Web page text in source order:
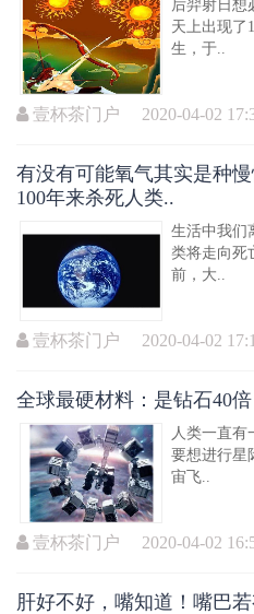
后羿射日想
天上出现了
生，于..
壹杯茶门户 2020-04-02
有没有可能氧气其实是种
100年来杀死人类..
生活中我们
类将走向死
前，大..
壹杯茶门户 2020-04-02
全球最硬材料：是钻石40
人类一直有
要想进行星
宙飞..
壹杯茶门户 2020-04-02
肝好不好，嘴知道！嘴巴